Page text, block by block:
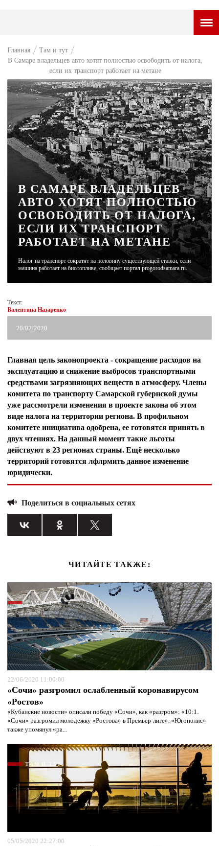
НОВОСТИ
ВОПРОС НЕДЕЛИ
ПРЕМЬЕРА
ТАМ И ТУТ
СТИЛЬ ЖИЗНИ
ХАЙП
ЧЕЛОВЕК ОСОБЕННЫЙ
КУЛЬТ ЕДЫ
АФИША
ЖУРНАЛ
Главная
Там и тут
В Самаре владельцев авто хотят полностью освободить от налога,
если их транспорт работает на метане
В САМАРЕ ВЛАДЕЛЬЦЕВ
АВТО ХОТЯТ ПОЛНОСТЬЮ
ОСВОБОДИТЬ ОТ НАЛОГА,
ЕСЛИ ИХ ТРАНСПОРТ
РАБОТАЕТ НА МЕТАНЕ
Налог на транспорт сократят на половину существующей ставки, если
машина работает на биотопливе, сообщает портал progorodsamara.ru.
Текст:
Валентина Назаренко
20/02/2020
Главная цель законопроекта - сокращение расходов на
эксплуатацию и снижение выбросов транспортными
средствами загрязняющих веществ в атмосферу. Члены
комитета по транспорту Самарской губернской думы
уже рассмотрели изменения в проекте закона об этом
виде налога на территории региона. В профильном
комитете инициатива одобрена, ее готовятся принять в
двух чтениях. На данный момент такие льготы
действуют в 23 регионах страны. Ещё несколько
территорий готовятся лфлрмить данное изменение
юридически.
Поделиться в социальных сетях
ЧИТАЙТЕ ТАКЖЕ:
ТАМ И ТУТ
22/06/2020 11:00:00
«Сочи» разгромил ослабленный коронавирусом
«Ростов»
«Кубанские новости» описали победу «Сочи», как «разгром»: «10:1.
«Сочи» разгромил молодежку «Ростова» в Премьер-лиге». «Югополис»
также упомянул «ра...
ТАМ И ТУТ
05/05/2020 22:27:00